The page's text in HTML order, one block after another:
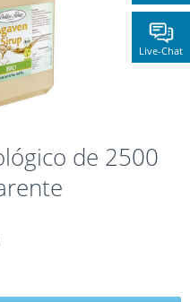
Live-Chat
de 2500